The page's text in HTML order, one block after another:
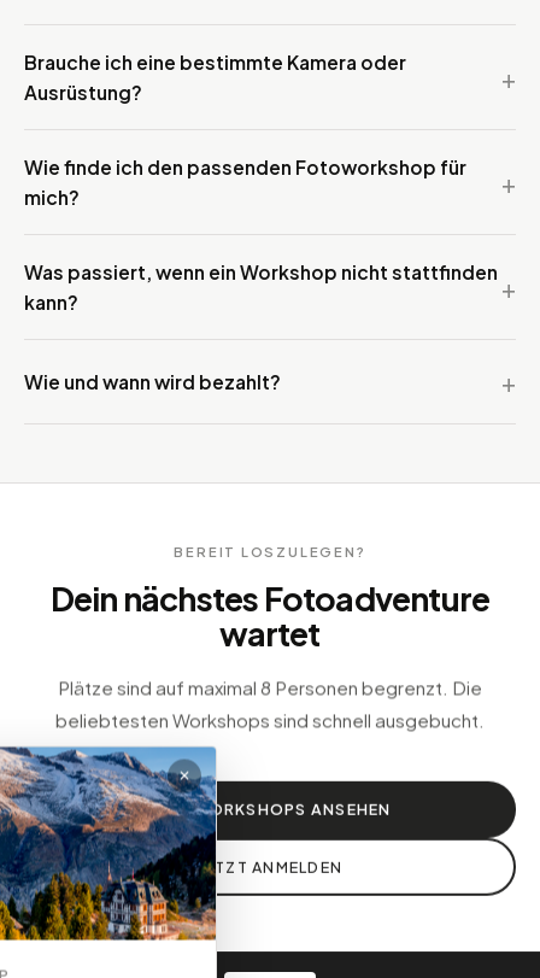
Brauche ich eine bestimmte Kamera oder
Ausrüstung?
Wie finde ich den passenden Fotoworkshop für
mich?
Was passiert, wenn ein Workshop nicht stattfinden
kann?
Wie und wann wird bezahlt?
BEREIT LOSZULEGEN?
Dein nächstes Fotoadventure
wartet
Plätze sind auf maximal 8 Personen begrenzt. Die
beliebtesten Workshops sind schnell ausgebucht.
ALLE WORKSHOPS ANSEHEN
JETZT ANMELDEN
✕